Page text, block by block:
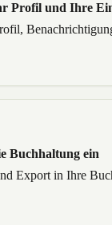
Profil und Ihre
Buchhaltung ein
Export in Ihre